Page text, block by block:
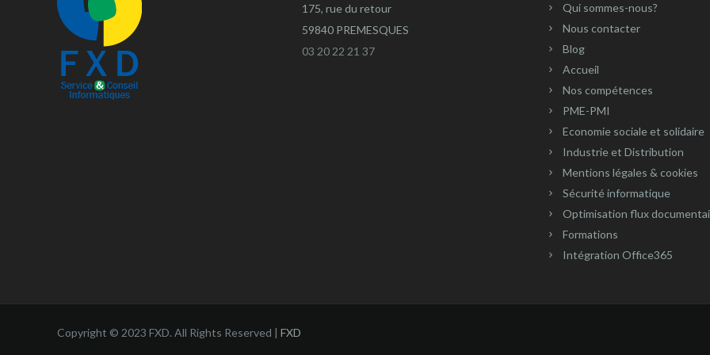
175, rue du retour
59840 PREMESQUES
03 20 22 21 37
Qui sommes-nous?
Nous contacter
Blog
Accueil
Nos compétences
PME-PMI
Economie sociale et solidaire
Industrie et Distribution
Mentions légales & cookies
Sécurité informatique
Optimisation flux
Formations
Intégration Office365
Copyright © 2023 FXD. All Rights Reserved | FXD